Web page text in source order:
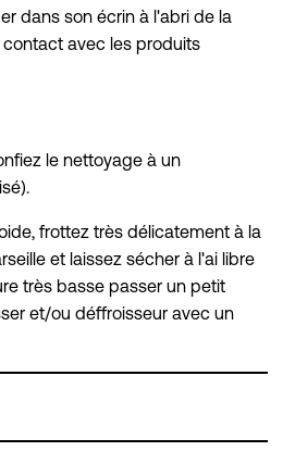
dans son écrin à l'abri de la
contact avec les produits
le nettoyage à un
frottez très délicatement à la
et laissez sécher à l'ai libre
très basse passer un petit
et/ou déffroisseur avec un